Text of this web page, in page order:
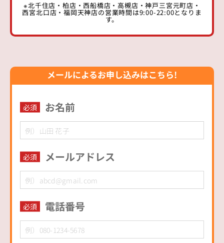
※北千住店・柏店・西船橋店・高槻店・神戸三宮元町店・
西宮北口店・福岡天神店の営業時間は9:00-22:00となりま
す。
メールによるお申し込みはこちら!
お名前
必須
メールアドレス
必須
電話番号
必須